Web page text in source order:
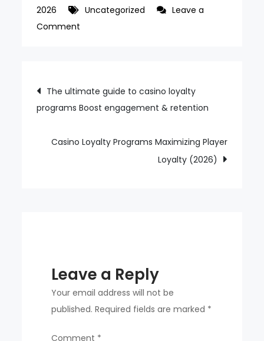
2026
Uncategorized
Leave a
Comment
change
but
clarity
Post
navigation
The ultimate guide to casino loyalty
programs Boost engagement & retention
Casino Loyalty Programs Maximizing Player
Loyalty (2026)
Leave a Reply
Your email address will not be
published. Required fields are marked *
Comment *